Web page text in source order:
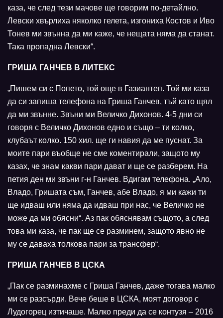
каза, че след тези мачове ще говорим по-детайлно.
Левски хвърлиха няколко гелета, изгониха Костов и Иво
Тонев ми звънна да ми каже, че нещата няма да станат.
Така пропадна Левски“.
ГРИША ГАНЧЕВ В ЛИТЕКС
„Пишем си с Попето, той още в Газиантеп. Той ми каза
да си запиша телефона на Гриша Ганчев, тъй като щял
да ми звънне. Звъни ми Величко Дихонов. 4-5 дни си
говоря с Величко Дихонов едно и също – ти колко,
клубаът колко. 150 хил. ще ги навия да ме пуснат. За
моите пари въобще не сме коментирали, защото му
казах, че знам какви пари дават и ще се разберем. На
петия ден ми звъни г-н Ганчев. Вдигам телефона. „Ало,
Владо, Гришата съм, Ганчев, абе Владо, я ми кажи ти
ще идваш или няма да идваш при нас, че Величко не
може да ми обясни“. Аз пак обяснявам същото, а след
това ми каза, че пак ще се разминем, защото явно не
му се даваха толкова пари за трансфер“.
ГРИША ГАНЧЕВ В ЦСКА
„Пак се разминахме с Гриша Ганчев, даже тогава малко
ми се разсърди. Вече беше в ЦСКА, моят договор с
Лудогорец изтичаше. Малко преди да се контузя – 2016